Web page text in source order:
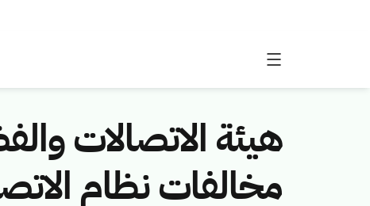
هيئة الاتصالات